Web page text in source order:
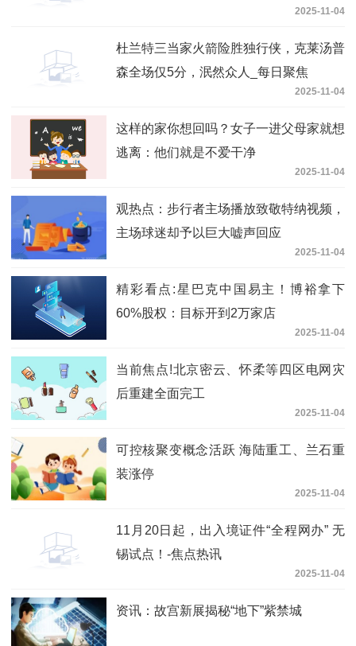
2025-11-04
杜兰特三当家火箭险胜独行侠，克莱汤普
森全场仅5分，泯然众人_每日聚焦
2025-11-04
这样的家你想回吗？女子一进父母家就想
逃离：他们就是不爱干净
2025-11-04
观热点：步行者主场播放致敬特纳视频，
主场球迷却予以巨大嘘声回应
2025-11-04
精彩看点:星巴克中国易主！博裕拿下
60%股权：目标开到2万家店
2025-11-04
当前焦点!北京密云、怀柔等四区电网灾
后重建全面完工
2025-11-04
可控核聚变概念活跃 海陆重工、兰石重
装涨停
2025-11-04
11月20日起，出入境证件“全程网办” 无
锡试点！-焦点热讯
2025-11-04
资讯：故宫新展揭秘“地下”紫禁城